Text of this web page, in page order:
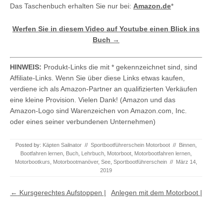
Das Taschenbuch erhalten Sie nur bei: Amazon.de*
Werfen Sie in diesem Video auf Youtube einen Blick ins
Buch →
HINWEIS: Produkt-Links die mit * gekennzeichnet sind, sind
Affiliate-Links. Wenn Sie über diese Links etwas kaufen,
verdiene ich als Amazon-Partner an qualifizierten Verkäufen
eine kleine Provision. Vielen Dank! (Amazon und das
Amazon-Logo sind Warenzeichen von Amazon.com, Inc.
oder eines seiner verbundenen Unternehmen)
Posted by: Käpten Sailnator // Sportbootführerschein Motorboot // Binnen
Bootfahren lernen
Buch Lehrbuch Motorboot Motorbootfahren lernen
Motorbootkurs
Motorbootmanöver, See Sportbootführerschein // März 14,
2019
Post navigation
← Kursgerechtes Aufstoppen | Anlegen mit dem Motorboot |